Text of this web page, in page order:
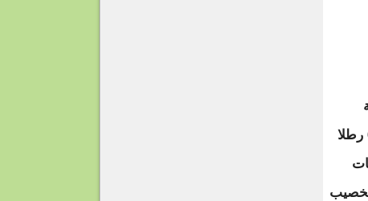
(JCPOA)»، سمِح لإيران بالاحتفاظ بما يصل إلى 300 كيلوغرام أو 660 رطلا
تخصيب